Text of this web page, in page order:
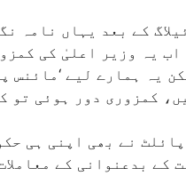
کے بعد یہاں نامہ
یہ وزیر اعلیٰ کی
یہ ہمارے لیے ‘مائنس
کمزوری دور ہوئی تو
نے بھی اپنی ہی
کے بدعنوانی کے